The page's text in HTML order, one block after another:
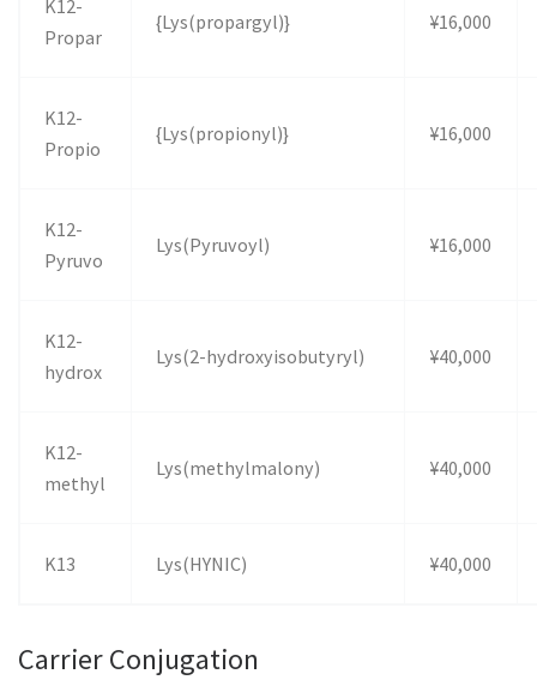
K12-
Propar
{Lys(propargyl)} ¥16,000
K12-
Propio
{Lys(propionyl)} ¥16,000
K12-
Pyruvo
Lys(Pyruvoyl) ¥16,000
K12-
hydrox
Lys(2-hydroxyisobutyryl) ¥40,000
K12-
methyl
Lys(methylmalony) ¥40,000
K13 Lys(HYNIC) ¥40,000
Carrier Conjugation